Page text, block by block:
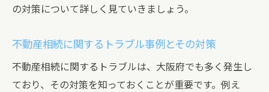
の対策について詳しく見ていきましょう。
不動産相続に関するトラブル事例とその対策
不動産相続に関するトラブルは、大阪府でも多く発生し
ており、その対策を知っておくことが重要です。例え